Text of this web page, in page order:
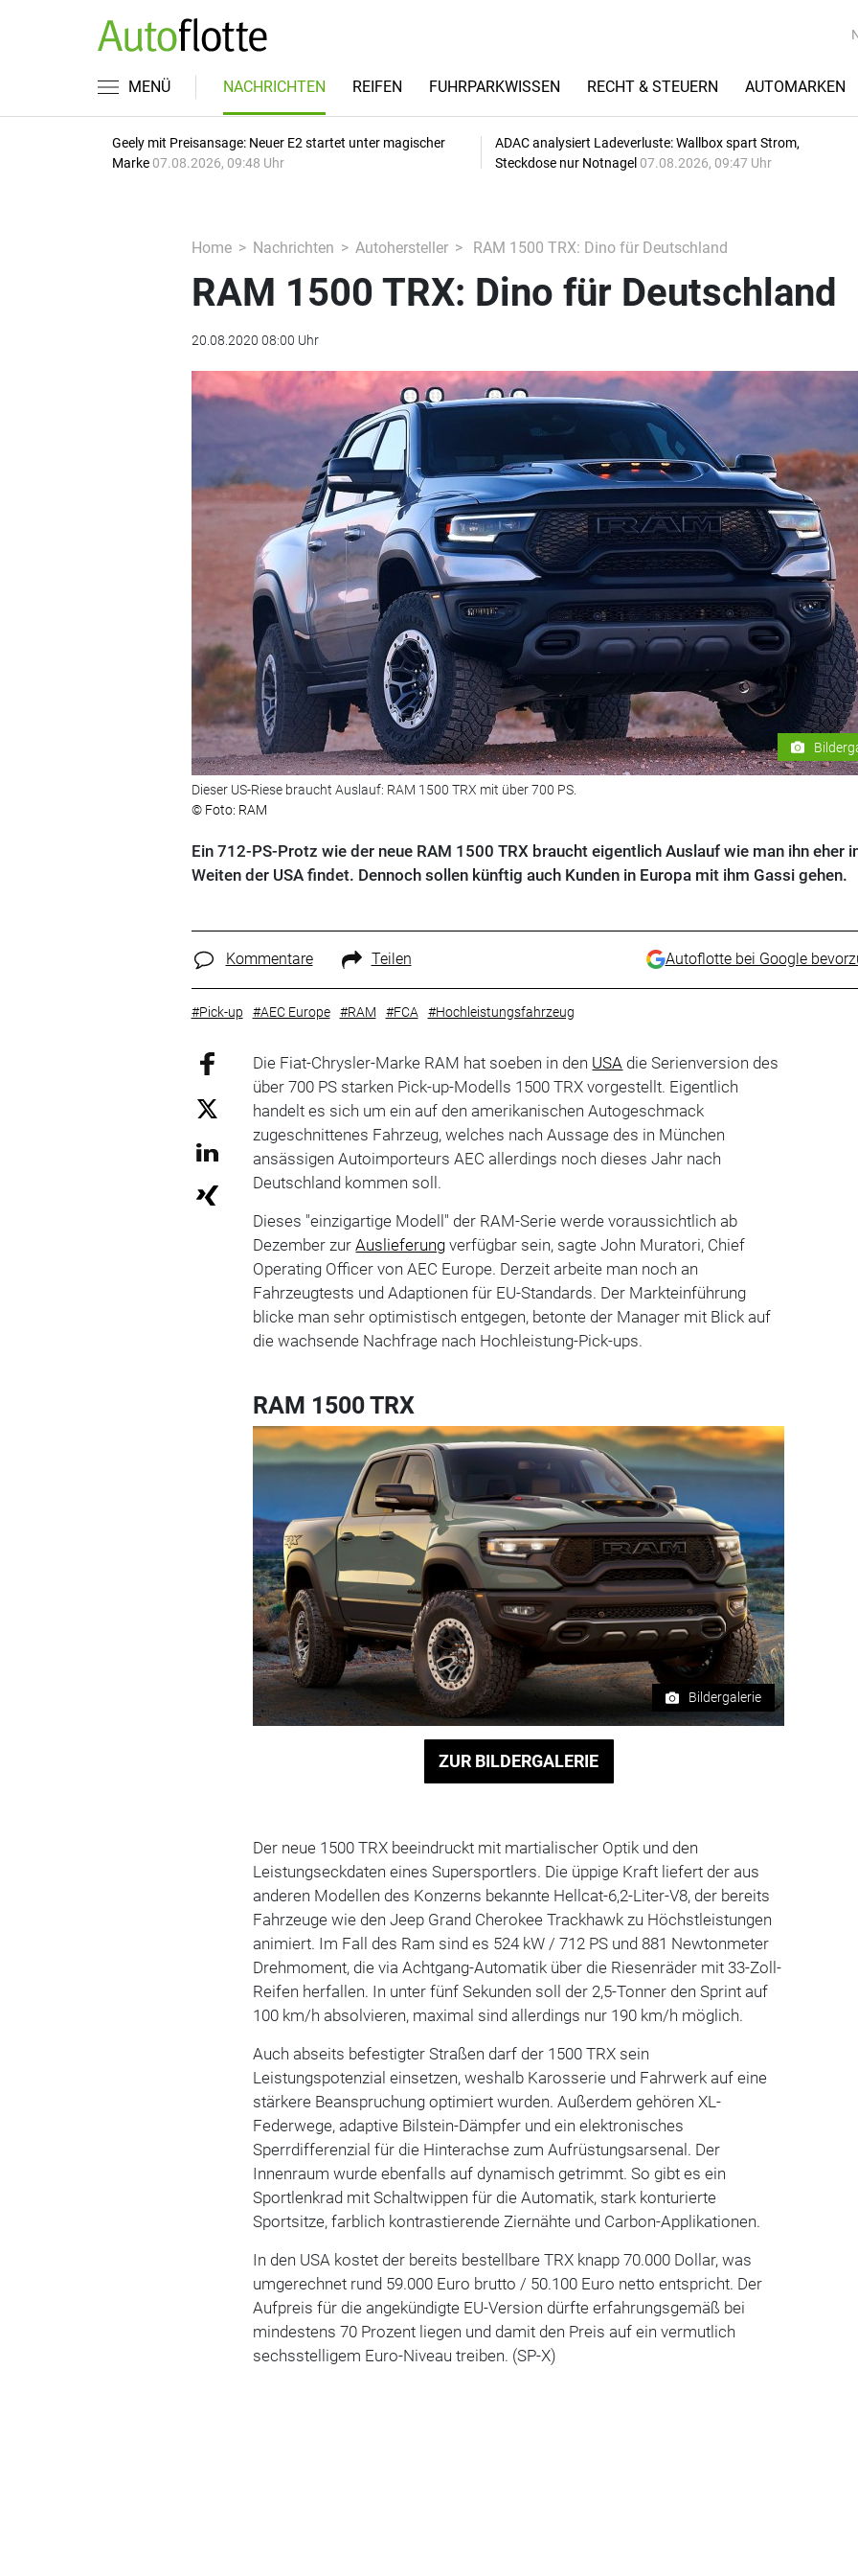
MENÜ NACHRICHTEN REIFEN FUHRPARKWISSEN RECHT & STEUERN AUTOMARKEN
Geely mit Preisansage: Neuer E2 startet unter magischer
Marke 07.08.2026, 09:48 Uhr
ADAC analysiert Ladeverluste: Wallbox spart Strom,
Steckdose nur Notnagel 07.08.2026, 09:47 Uhr
Home Nachrichten Autohersteller RAM 1500 TRX: Dino für Deutschland
RAM 1500 TRX: Dino für Deutschland
20.08.2020 08:00 Uhr
Dieser US-Riese braucht Auslauf: RAM 1500 TRX mit über 700 PS.
© Foto: RAM
Ein 712-PS-Protz wie der neue RAM 1500 TRX braucht eigentlich Auslauf wie man ihn eher
Weiten der USA findet. Dennoch sollen künftig auch Kunden in Europa mit ihm Gassi gehen.
Kommentare Teilen Autoflotte bei Google
#Pick-up #AEC Europe #RAM #FCA #Hochleistungsfahrzeug
Die Fiat-Chrysler-Marke RAM hat soeben in den USA die Serienversion des
über 700 PS starken Pick-up-Modells 1500 TRX vorgestellt. Eigentlich
handelt es sich um ein auf den amerikanischen Autogeschmack
zugeschnittenes Fahrzeug, welches nach Aussage des in München
ansässigen Autoimporteurs AEC allerdings noch dieses Jahr nach
Deutschland kommen soll.
Dieses "einzigartige Modell" der RAM-Serie werde voraussichtlich ab
Dezember zurAuslieferung verfügbar sein, sagte John Muratori, Chief
Operating Officer von AEC Europe. Derzeit arbeite man noch an
Fahrzeugtests und Adaptionen für EU-Standards. Der Markteinführung
blicke man sehr optimistisch entgegen, betonte der Manager mit Blick auf
die wachsende Nachfrage nach Hochleistung-Pick-ups.
RAM 1500 TRX
Bildergalerie
ZUR BILDERGALERIE
Der neue 1500 TRX beeindruckt mit martialischer Optik und den
Leistungseckdaten eines Supersportlers. Die üppige Kraft liefert der aus
anderen Modellen des Konzerns bekannte Hellcat-6,2-Liter-V8, der bereits
Fahrzeuge wie den Jeep Grand Cherokee Trackhawk zu Höchstleistungen
animiert. Im Fall des Ram sind es 524 kW / 712 PS und 881 Newtonmeter
Drehmoment, die via Achtgang-Automatik über die Riesenräder mit 33-Zoll-
Reifen herfallen. In unter fünf Sekunden soll der 2,5-Tonner den Sprint auf
100 km/h absolvieren, maximal sind allerdings nur 190 km/h möglich.
Auch abseits befestigter Straßen darf der 1500 TRX sein
Leistungspotenzial einsetzen, weshalb Karosserie und Fahrwerk auf eine
stärkere Beanspruchung optimiert wurden. Außerdem gehören XL-
Federwege, adaptive Bilstein-Dämpfer und ein elektronisches
Sperrdifferenzial für die Hinterachse zum Aufrüstungsarsenal. Der
Innenraum wurde ebenfalls auf dynamisch getrimmt. So gibt es ein
Sportlenkrad mit Schaltwippen für die Automatik, stark konturierte
Sportsitze, farblich kontrastierende Ziernähte und Carbon-Applikationen.
In den USA kostet der bereits bestellbare TRX knapp 70.000 Dollar, was
umgerechnet rund 59.000 Euro brutto / 50.100 Euro netto entspricht. Der
Aufpreis für die angekündigte EU-Version dürfte erfahrungsgemäß bei
mindestens 70 Prozent liegen und damit den Preis auf ein vermutlich
sechsstelligem Euro-Niveau treiben. (SP-X)